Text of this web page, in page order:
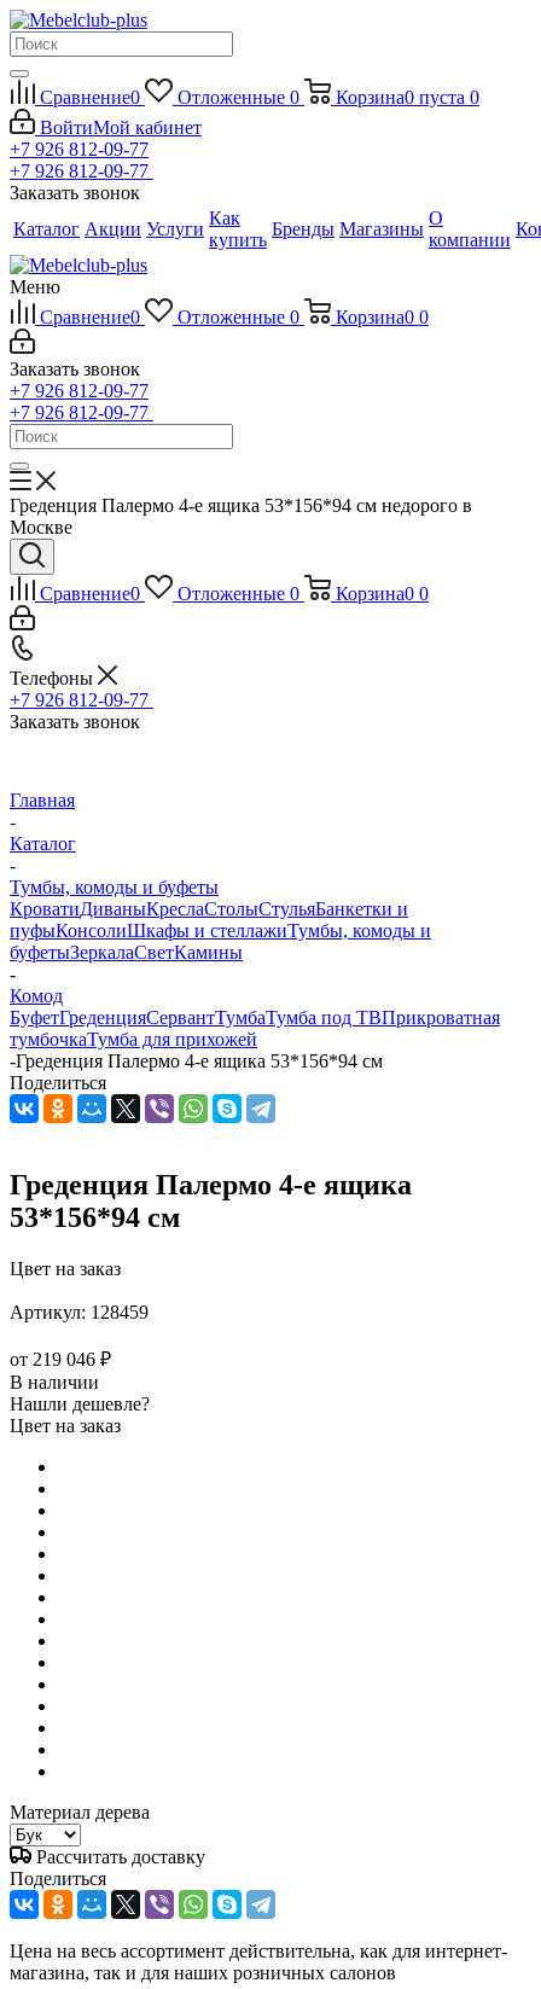
Сравнение0 Отложенные 0 Корзина0 пуста 0
ВойтиМой кабинет
+7 926 812-09-77
+7 926 812-09-77
Заказать звонок
Каталог Акции Услуги
Как
купить
Бренды Магазины
О
компании
Меню
Сравнение0 Отложенные 0 Корзина0 0
Заказать звонок
+7 926 812-09-77
+7 926 812-09-77
Греденция Палермо 4-е ящика 53*156*94 см недорого в
Москве
Сравнение0 Отложенные 0 Корзина0 0
Телефоны
+7 926 812-09-77
Заказать звонок
Главная
-
Каталог
-
Тумбы, комоды и буфеты
КроватиДиваныКреслаСтолыСтульяБанкетки и
пуфыКонсолиШкафы и стеллажиТумбы, комоды и
буфетыЗеркалаСветКамины
-
Комод
БуфетГреденцияСервантТумбаТумба под ТВПрикроватная
тумбочкаТумба для прихожей
-Греденция Палермо 4-е ящика 53*156*94 см
Поделиться
Греденция Палермо 4-е ящика
53*156*94 см
Цвет на заказ
Артикул: 128459
от 219 046 ₽
В наличии
Нашли дешевле?
Цвет на заказ
Материал дерева
Рассчитать доставку
Поделиться
Цена на весь ассортимент действительна, как для интернет-
магазина, так и для наших розничных салонов